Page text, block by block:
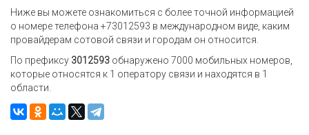
Ниже вы можете ознакомиться с более точной информацией
о номере телефона +73012593 в международном виде, каким
провайдерам сотовой связи и городам он относится.
По префиксу 3012593 обнаружено 7000 мобильных номеров,
которые относятся к 1 оператору связи и находятся в 1
области.